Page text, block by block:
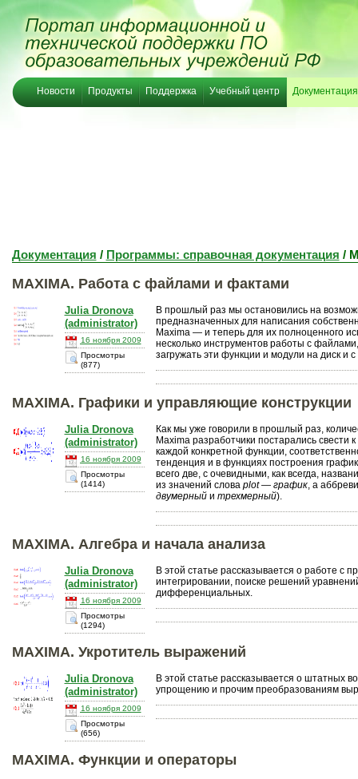
Новости Продукты Поддержка Учебный центр Документация
Документация / Программы: справочная документация /
MAXIMA. Работа c файлами и фактами
Julia Dronova
(administrator)
16 ноября 2009
Просмотры
(877)
В прошлый раз мы остановились на
предназначенных для написания
Maxima — и теперь для их полноценного
несколько инструментов работы с
загружать эти функции и модули на диск и с
MAXIMA. Графики и управляющие конструкции
Julia Dronova
(administrator)
16 ноября 2009
Просмотры
(1414)
Как мы уже говорили в прошлый раз,
Maxima разработчики постарались свести
каждой конкретной функции,
тенденция и в функциях построения
всего две, с очевидными, как всегда,
из значений слова plot— график, а
двумерныйи трехмерный).
MAXIMA. Алгебра и начала анализа
Julia Dronova
(administrator)
16 ноября 2009
Просмотры
(1294)
В этой статье рассказывается о работе с
интегрировании, поиске решений
дифференциальных.
MAXIMA. Укротитель выражений
Julia Dronova
(administrator)
16 ноября 2009
Просмотры
(656)
В этой статье рассказывается о штатных
упрощению и прочим преобразованиям
MAXIMA. Функции и операторы